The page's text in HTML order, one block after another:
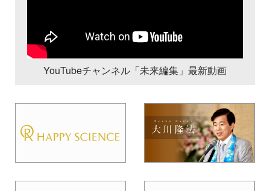
YouTubeチャンネル「未来編集」最新動画